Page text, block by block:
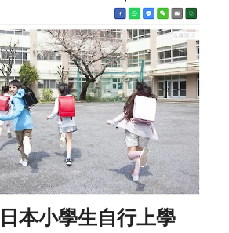
本小學生自行上學